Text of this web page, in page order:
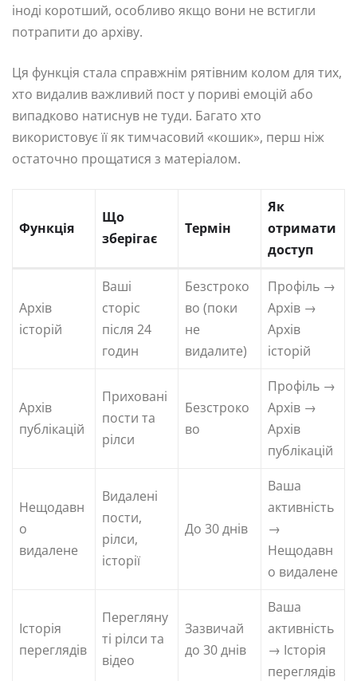
іноді коротший, особливо якщо вони не встигли
потрапити до архіву.
Ця функція стала справжнім рятівним колом для тих,
хто видалив важливий пост у пориві емоцій або
випадково натиснув не туди. Багато хто
використовує її як тимчасовий «кошик», перш ніж
остаточно прощатися з матеріалом.
Функція
Що
зберігає
Термін
Як
отримати
доступ
Архів
історій
Ваші
сторіс
після 24
годин
Безстроко
во (поки
не
видалите)
Профіль →
Архів →
Архів
історій
Архів
публікацій
Приховані
пости та
рілси
Безстроко
во
Профіль →
Архів →
Архів
публікацій
Нещодавн
о
видалене
Видалені
пости,
рілси,
історії
До 30 днів
Ваша
активність
→
Нещодавн
о видалене
Історія
переглядів
Перегляну
ті рілси та
відео
Зазвичай
до 30 днів
Ваша
активність
→ Історія
переглядів